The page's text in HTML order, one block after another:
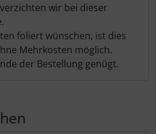
wir bei dieser
foliert wünschen, ist dies
Mehrkosten möglich.
der Bestellung genügt.